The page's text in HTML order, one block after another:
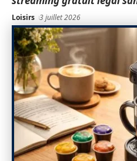
Loisirs 3 juillet 2026